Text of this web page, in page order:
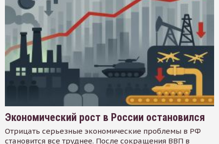
Экономический рост в России остановился
Отрицать серьезные экономические проблемы в РФ
становится все труднее. После сокращения ВВП в